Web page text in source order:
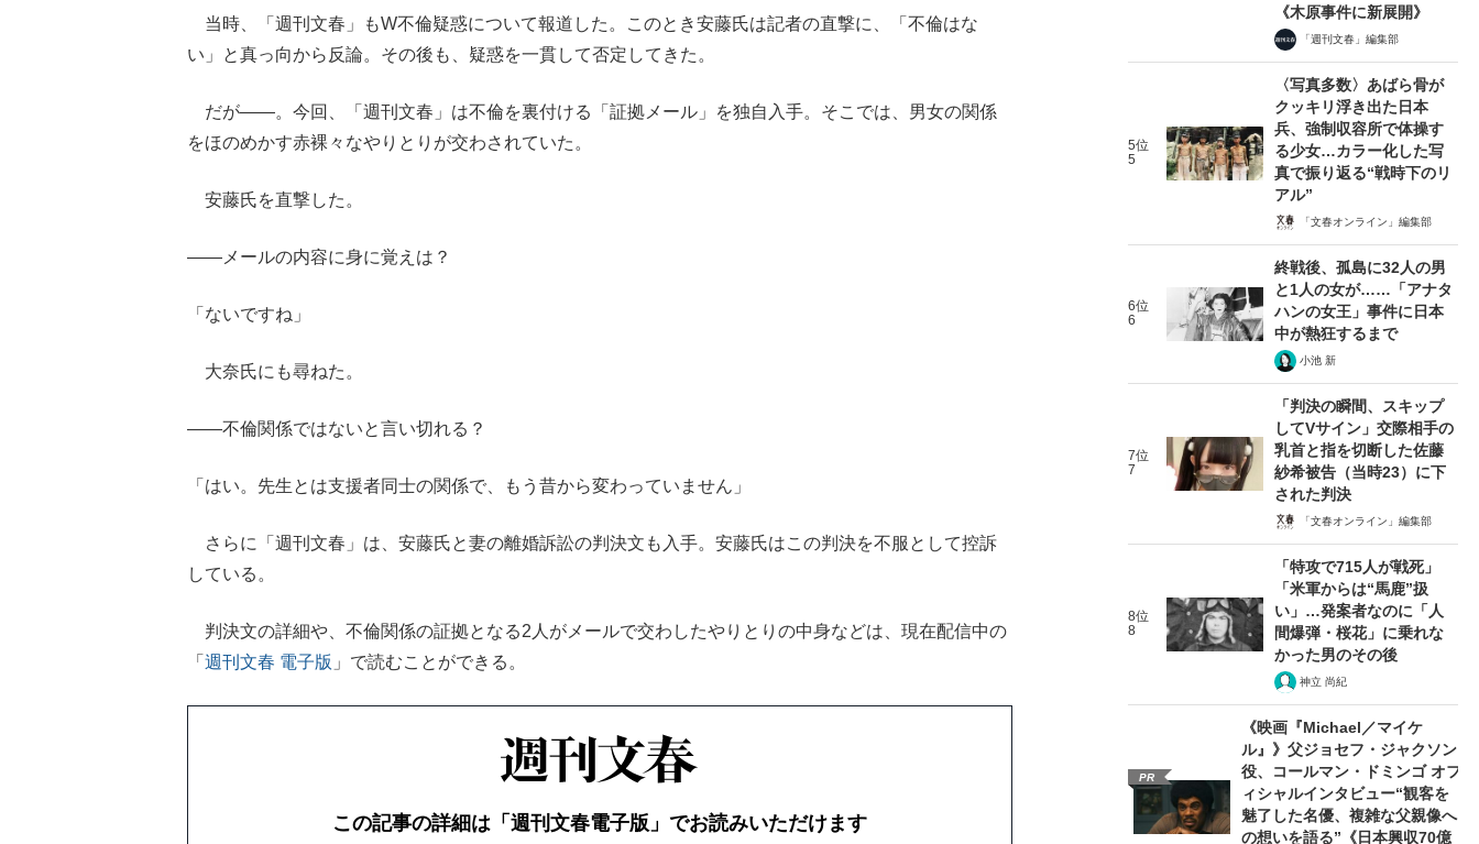
当時、「週刊文春」もW不倫疑惑について報道した。このとき安藤氏は記者の直撃に、「不倫はな
い」と真っ向から反論。その後も、疑惑を一貫して否定してきた。
だが――。今回、「週刊文春」は不倫を裏付ける「証拠メール」を独自入手。そこでは、男女の関係
をほのめかす赤裸々なやりとりが交わされていた。
安藤氏を直撃した。
――メールの内容に身に覚えは？
「ないですね」
大奈氏にも尋ねた。
――不倫関係ではないと言い切れる？
「はい。先生とは支援者同士の関係で、もう昔から変わっていません」
さらに「週刊文春」は、安藤氏と妻の離婚訴訟の判決文も入手。安藤氏はこの判決を不服として控訴
している。
判決文の詳細や、不倫関係の証拠となる2人がメールで交わしたやりとりの中身などは、現在配信中の
「 週刊文春 電子版 」で読むことができる。
この記事の詳細は「週刊文春電子版」でお読みいただけます
《木原事件に新展開》
「週刊文春」編集部
5位
5
〈写真多数〉あばら骨が
クッキリ浮き出た日本
兵、強制収容所で体操す
る少女…カラー化した写
真で振り返る“戦時下のリ
アル”
「文春オンライン」編集部
6位
6
終戦後、孤島に32人の男
と1人の女が……「アナタ
ハンの女王」事件に日本
中が熱狂するまで
小池 新
7位
7
「判決の瞬間、スキップ
してVサイン」交際相手の
乳首と指を切断した佐藤
紗希被告（当時23）に下
された判決
「文春オンライン」編集部
8位
8
「特攻で715人が戦死」
「米軍からは“馬鹿”扱
い」…発案者なのに「人
間爆弾・桜花」に乗れな
かった男のその後
神立 尚紀
PR
《映画『Michael／マイケ
ル』》父ジョセフ・ジャクソン
役、コールマン・ドミンゴ オフ
ィシャルインタビュー“観客を
魅了した名優、複雑な父親像へ
の想いを語る”《日本興収70億